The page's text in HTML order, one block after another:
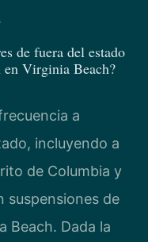
de fuera del estado
en Virginia Beach?
a
incluyendo a
de Columbia y
suspensiones de
Beach. Dada la